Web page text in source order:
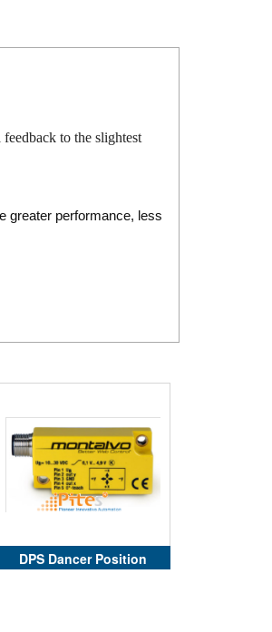
to the slightest
greater performance, less
DPS Dancer Position